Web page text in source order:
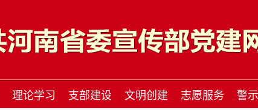
理论学习 支部建设 文明创建 志愿服务 警